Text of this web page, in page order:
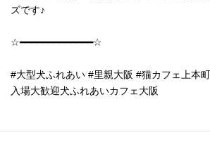
ズです♪
☆━━━━━━━━━━━━━☆
#大型犬ふれあい #里親大阪 #猫カフェ上本
入場大歓迎犬ふれあいカフェ大阪